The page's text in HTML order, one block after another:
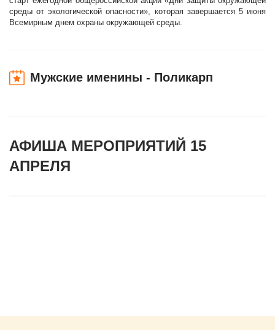
среды от экологической опасности», которая завершается 5 июня
Всемирным днем охраны окружающей среды.
Мужские именины - Поликарп
АФИША МЕРОПРИЯТИЙ 15
АПРЕЛЯ